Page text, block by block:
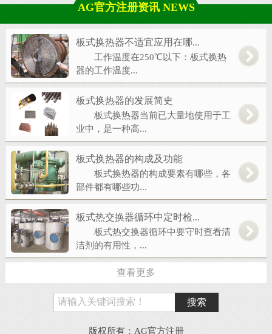
AG官方注册资讯 NEWS
板式换热器不适宜应用在哪...
工作温度在250℃以下：板式换热
器的工作温度...
板式换热器的发展简史
板式换热器当前已大量地使用于工
业中，是一种高...
板式换热器的构成及功能
板式换热器的构成要素有哪些，各
部件都有哪些功...
板式热交换器循环中定时检...
板式热交换器循环中要守时查看清
洁剂的有用性，...
查看更多
版权所有：AG官方注册